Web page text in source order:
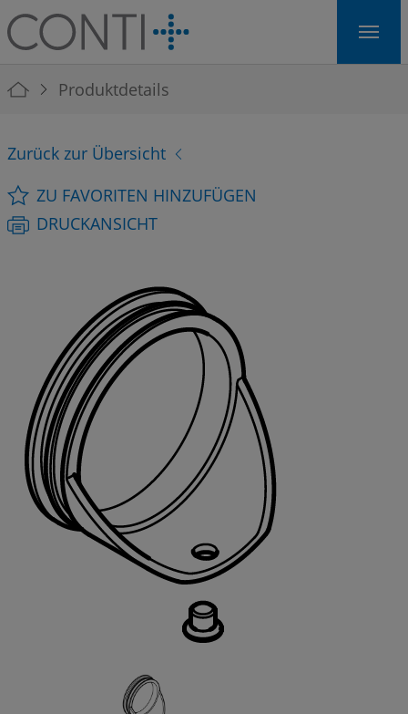
Skip to main navigation
Skip to main content
Skip to page footer
You are here:
Produktdetails
Zurück zur Übersicht
ZU FAVORITEN HINZUFÜGEN
DRUCKANSICHT